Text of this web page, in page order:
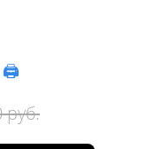
руб.
🖨